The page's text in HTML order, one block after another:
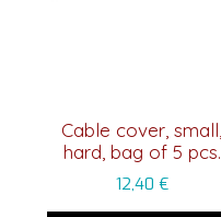
Cable cover, small,
hard, bag of 5 pcs.
12,40 €